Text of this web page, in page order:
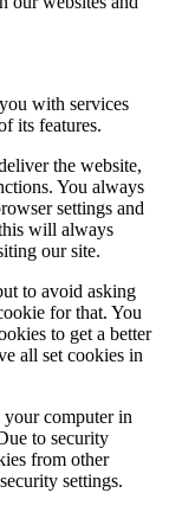
with services
its features.
the website,
You always
settings and
will always
our site.
to avoid asking
for that. You
to get a better
all set cookies in
computer in
to security
from other
settings.